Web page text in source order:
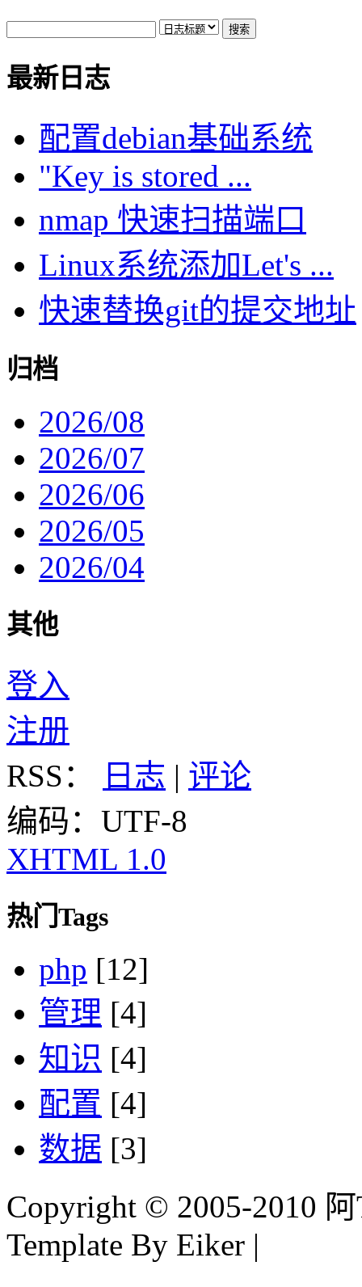
最新日志
配置debian基础系统
"Key is stored ...
nmap 快速扫描端口
Linux系统添加Let's ...
快速替换git的提交地址
归档
2026/08
2026/07
2026/06
2026/05
2026/04
其他
登入
注册
RSS：
日志 | 评论
编码：UTF-8
XHTML 1.0
热门Tags
php [12]
管理 [4]
知识 [4]
配置 [4]
数据 [3]
Copyright © 2005-2010
Template By Eiker |